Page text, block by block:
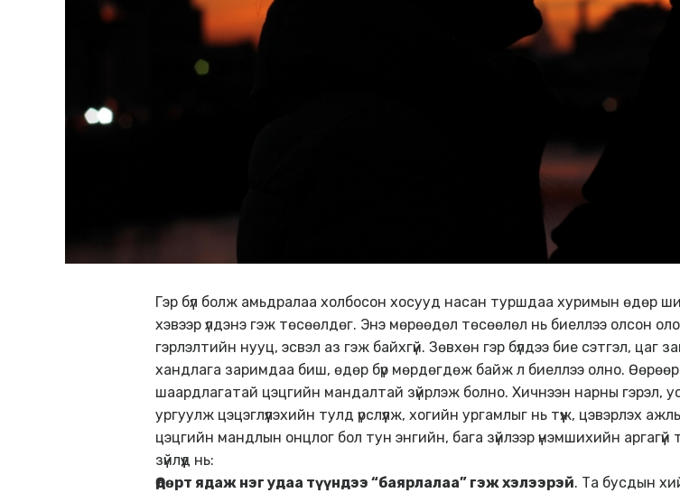
Гэр бүл болж амьдралаа холбосон хосууд насан туршдаа хуримын өдөр
хэвээр үлдэнэ гэж төсөөлдөг. Энэ мөрөөдөл төсөөлөл нь биеллээ олсон
гэрлэлтийн нууц, эсвэл аз гэж байхгүй. Зөвхөн гэр бүлдээ бие сэтгэл, цаг
хандлага заримдаа биш, өдөр бүр мөрдөгдөж байж л биеллээ олно. Өөрөөр
шаардлагатай цэцгийн мандалтай зүйрлэж болно. Хичнээн нарны гэрэл,
ургуулж цэцэглүүлэхийн тулд үрслүүлж, хогийн ургамлыг нь түүж, цэвэрлэх
цэцгийн мандлын онцлог бол тун энгийн, бага зүйлээр үнэмшихийн
зүйлүүд нь:
Өдөрт ядаж нэг удаа түүндээ “баярлалаа” гэж хэлээрэй. Та бусдын